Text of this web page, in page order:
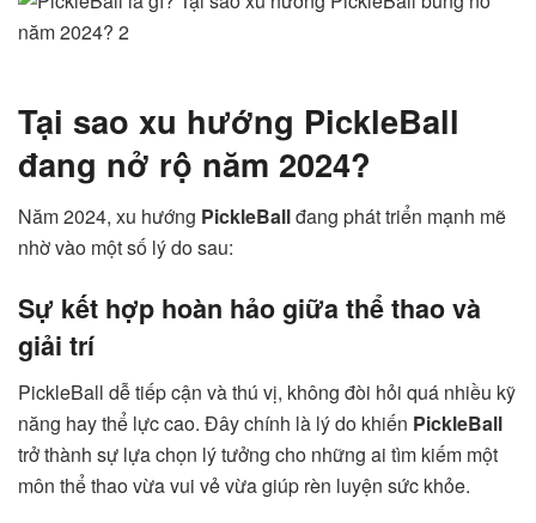
Tại sao xu hướng PickleBall
đang nở rộ năm 2024?
Năm 2024, xu hướng PickleBallđang phát triển mạnh mẽ
nhờ vào một số lý do sau:
Sự kết hợp hoàn hảo giữa thể thao và
giải trí
PickleBall dễ tiếp cận và thú vị, không đòi hỏi quá nhiều kỹ
năng hay thể lực cao. Đây chính là lý do khiến PickleBall
trở thành sự lựa chọn lý tưởng cho những ai tìm kiếm một
môn thể thao vừa vui vẻ vừa giúp rèn luyện sức khỏe.